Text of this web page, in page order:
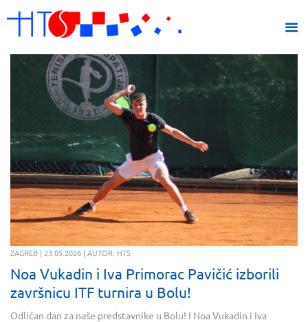
ZAGREB | 23.05.2026 | AUTOR: HTS
Noa Vukadin i Iva Primorac Pavičić izborili
završnicu ITF turnira u Bolu!
Odličan dan za naše predstavnike u Bolu! I Noa Vukadin i Iva